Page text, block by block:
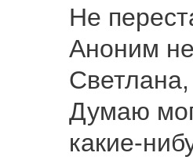
Не
Аноним не
Думаю
какие-